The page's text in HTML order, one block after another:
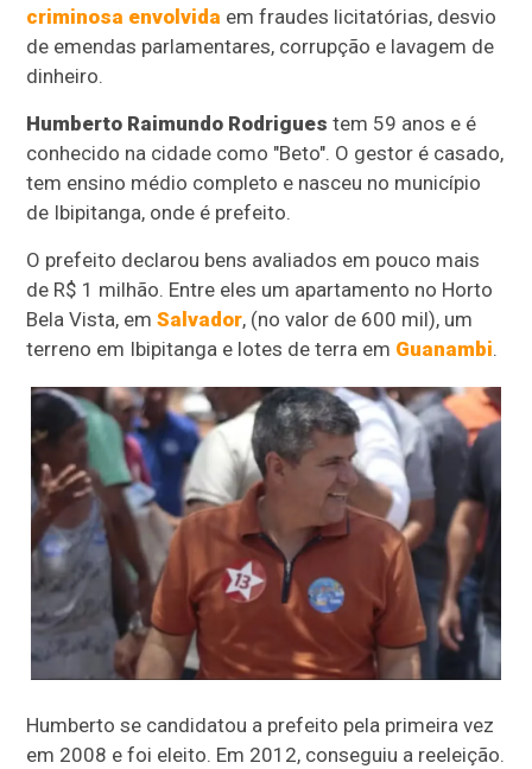
criminosa envolvida em fraudes licitatórias, desvio
de emendas parlamentares, corrupção e lavagem de
dinheiro.
Humberto Raimundo Rodrigues tem 59 anos e é
conhecido na cidade como "Beto". O gestor é casado,
tem ensino médio completo e nasceu no município
de Ibipitanga, onde é prefeito.
O prefeito declarou bens avaliados em pouco mais
de R$ 1 milhão. Entre eles um apartamento no Horto
Bela Vista, emSalvador, (no valor de 600 mil), um
terreno em Ibipitanga e lotes de terra em Guanambi.
Humberto se candidatou a prefeito pela primeira vez
em 2008 e foi eleito. Em 2012, conseguiu a reeleição.